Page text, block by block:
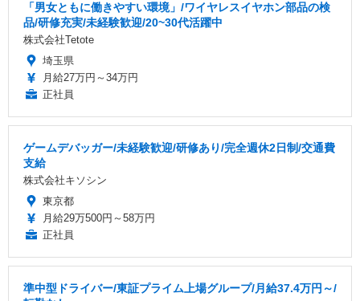
「男女ともに働きやすい環境」/ワイヤレスイヤホン部品の検
品/研修充実/未経験歓迎/20~30代活躍中
株式会社Tetote
埼玉県
月給27万円～34万円
正社員
ゲームデバッガー/未経験歓迎/研修あり/完全週休2日制/交通費
支給
株式会社キソシン
東京都
月給29万500円～58万円
正社員
準中型ドライバー/東証プライム上場グループ/月給37.4万円～/